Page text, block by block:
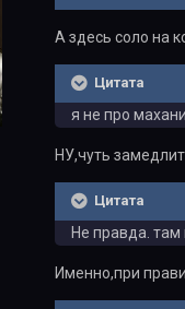
А здесь соло на
Цитата
я не про
НУ,чуть
Цитата
Не правда. там
Именно,при